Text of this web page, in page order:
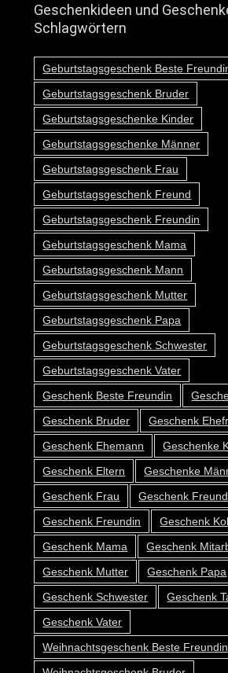
Geschenkideen und
Schlagwörtern
Geburtstagsgeschenk Beste
Geburtstagsgeschenk Bruder
Geburtstagsgeschenke Kinder
Geburtstagsgeschenke Männer
Geburtstagsgeschenk Frau
Geburtstagsgeschenk Freund
Geburtstagsgeschenk Freundin
Geburtstagsgeschenk Mama
Geburtstagsgeschenk Mann
Geburtstagsgeschenk Mutter
Geburtstagsgeschenk Papa
Geburtstagsgeschenk Schwester
Geburtstagsgeschenk Vater
Geschenk Beste Freundin
Geschenk Bruder
Geschenk
Geschenk Ehemann
Geschenke
Geschenk Eltern
Geschenke
Geschenk Frau
Geschenk Freund
Geschenk Freundin
Geschenk
Geschenk Mama
Geschenk
Geschenk Mutter
Geschenk Papa
Geschenk Schwester
Geschenk
Geschenk Vater
Weihnachtsgeschenk Beste Freundin